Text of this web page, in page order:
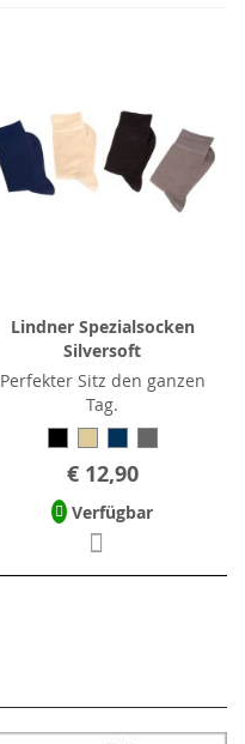
Lindner Spezialsocken
Silversoft
Perfekter Sitz den ganzen
Tag.
€ 12,90
Verfügbar